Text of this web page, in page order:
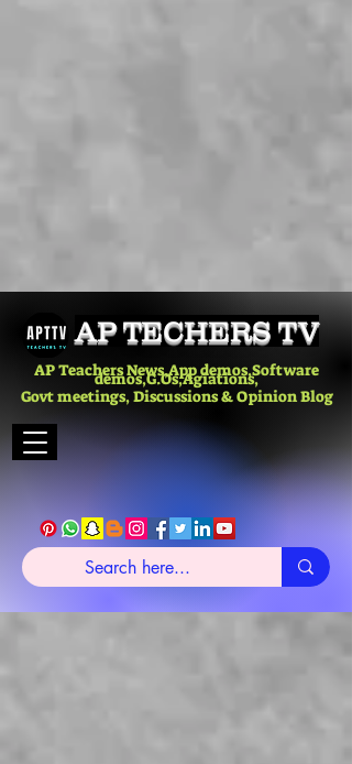
AP TECHERS TV
AP Teachers News,App demos,Software
demos,G.Os,Agiations,
Govt meetings, Discussions & Opinion Blog